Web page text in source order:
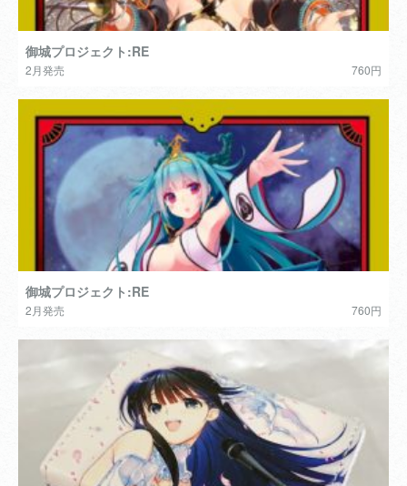
御城プロジェクト:RE
2月発売 760円
御城プロジェクト:RE
2月発売 760円